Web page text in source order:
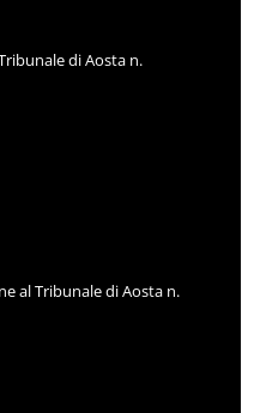
di Aosta n.
al Tribunale di Aosta n.